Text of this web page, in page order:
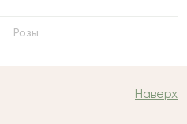
Розы
Наверх